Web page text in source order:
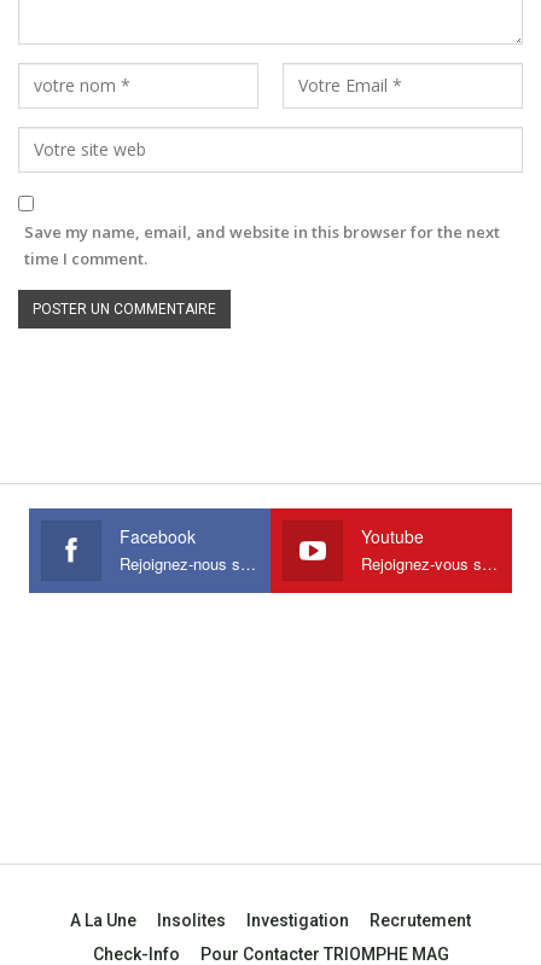
Save my name, email, and website in this browser for the next
time I comment.
Facebook
Rejoignez-nous sur Facebook
Youtube
Rejoignez-vous sur Youtube
A La Une Insolites Investigation
Recrutement
Check-Info
Pour Contacter TRIOMPHE MAG